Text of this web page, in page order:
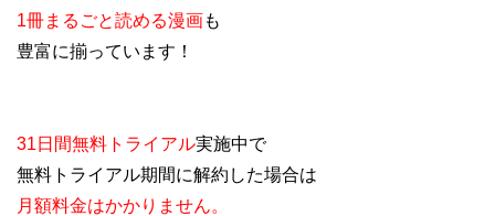
1冊まるごと読める漫画も
豊富に揃っています！
31日間無料トライアル実施中で
無料トライアル期間に解約した場合は
月額料金はかかりません。